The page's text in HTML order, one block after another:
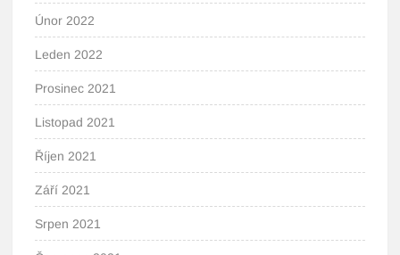
Únor 2022
Leden 2022
Prosinec 2021
Listopad 2021
Říjen 2021
Září 2021
Srpen 2021